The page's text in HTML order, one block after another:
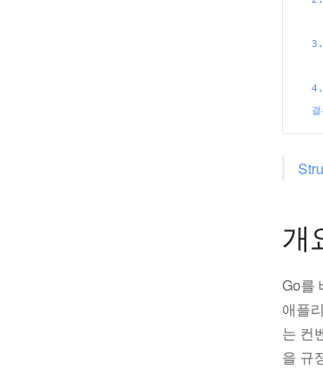
3.
4.
결
개
Go를
애플
는 컨
을 규